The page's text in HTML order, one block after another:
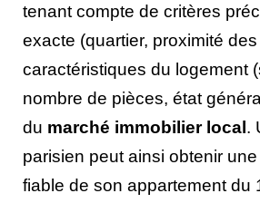
tenant compte de critères
exacte (quartier, proximité
caractéristiques du logement
nombre de pièces, état
du marché immobilier local.
parisien peut ainsi obtenir
fiable de son appartement du